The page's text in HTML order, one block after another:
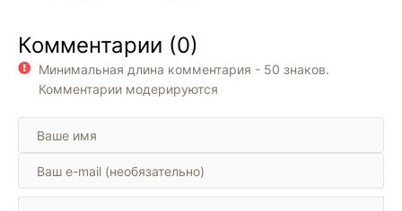
успешного
выступления
Комментарии (0)
Минимальная длина комментария - 50 знаков.
Комментарии модерируются